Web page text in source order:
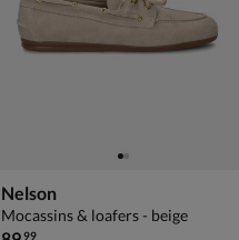
Nelson
Mocassins & loafers - beige
99